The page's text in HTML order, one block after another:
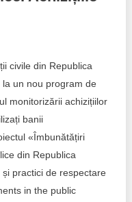
civile din Republica
un nou program de
monitorizării achizițiilor
banii
«Îmbunătățiri
din Republica
practici de respectare
in the public